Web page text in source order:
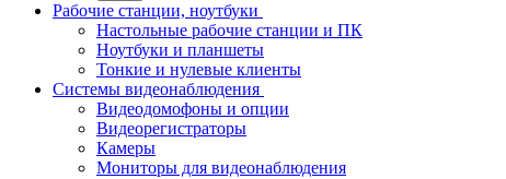
Рабочие станции, ноутбуки
Настольные рабочие станции и ПК
Ноутбуки и планшеты
Тонкие и нулевые клиенты
Системы видеонаблюдения
Видеодомофоны и опции
Видеорегистраторы
Камеры
Мониторы для видеонаблюдения